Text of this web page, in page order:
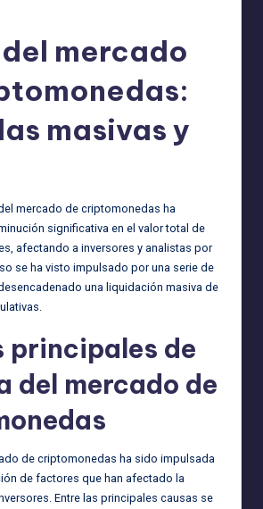
mercado
masivas y
mercado de criptomonedas ha
significativa en el valor total de
afectando a inversores y analistas por
se ha visto impulsado por una serie de
una liquidación masiva de
principales de
del mercado de
de criptomonedas ha sido impulsada
de factores que han afectado la
Entre las principales causas se